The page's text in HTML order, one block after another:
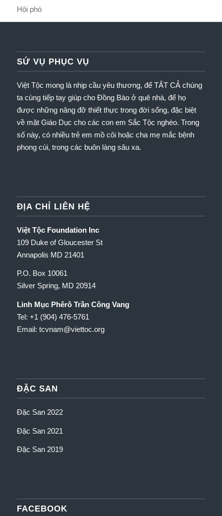
Hội phó
SỨ VỤ PHỤC VỤ
Việt Tộc mong là nhịp cầu yêu thương, để TẤT CẢ chúng
ta cùng tiếp tay giúp cho Đồng Bào ở quê nhà, để họ
được những nâng đỡ thiết thực trong đời sống, đặc biệt
về mặt Giáo Dục cho các con em Sắc Tộc nghèo. Trong
số này, có nhiều trẻ em mồ côi hoặc cha mẹ mắc bệnh
phong cùi, trong các buôn làng sâu xa.
ĐỊA CHỈ LIÊN HỆ
Việt Tộc Foundation Inc
109 Duke of Gloucester St
Annapolis MD 21401
P.O. Box 10061
Silver Spring, MD 20914
Linh Mục Phêrô Trần Công Vang
Tel: +1 (904) 476-5761
Email: tcvnam@viettoc.org
ĐẶC SAN
Đặc San 2022
Đặc San 2021
Đặc San 2019
FACEBOOK